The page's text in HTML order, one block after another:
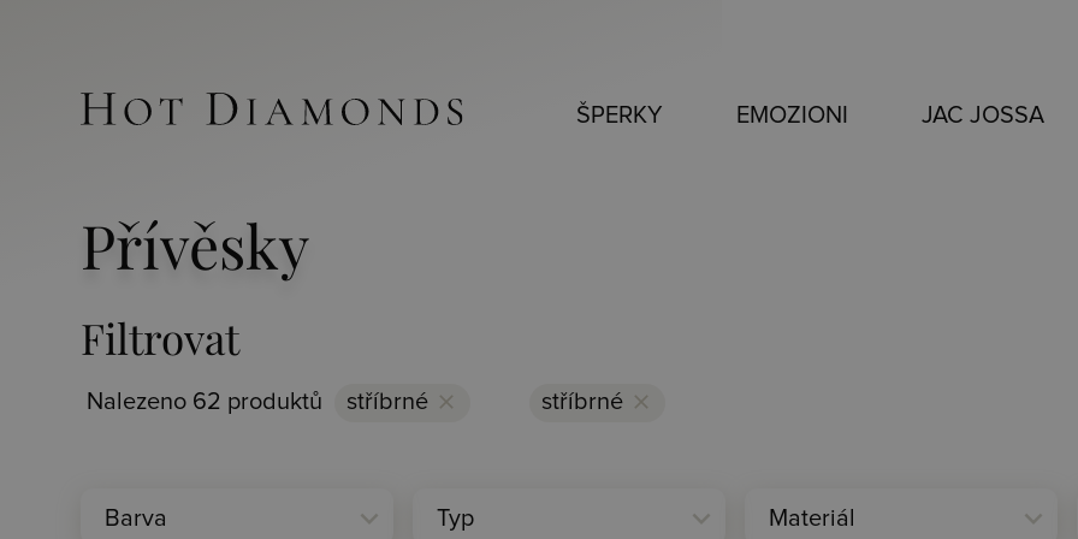
ŠPERKY EMOZIONI JAC JOSSA
Přívěsky
Filtrovat
Nalezeno 62 produktů stříbrné clear stříbrné clear
expand_more
Barva expand_more
Typ expand_more
Materiál